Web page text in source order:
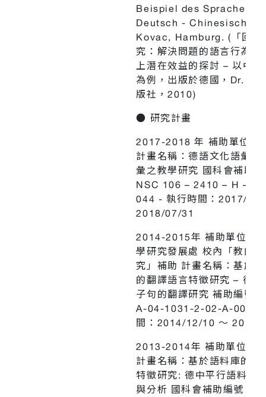
Beispiel des
Deutsch - Chinesisch.
Kovac, Hamburg. (「回譯
究：解決問題的語言行為及
上潛在效益的探討 – 以中
為例，出版於德國，Dr.
版社，2010)
● 研究計畫
2017-2018 年 補助單位：
計畫名稱：德語文化語彙與
彙之教學研究 國科會補助
NSC 106 – 2410 – H –
044 - 執行時間：2017/
2018/07/31
2014-2015年 補助單位：
學研究發展處 校內「教師
究」補助 計畫名稱：基於
的翻譯語言特徵研究 – 德中
子句的翻譯研究 補助編號
A-04-1031-2-02-A-001
間：2014/12/10 ～ 2015/
2013-2014年 補助單位：
計畫名稱：基於語料庫的翻
特徵研究: 德中平行語料庫
與分析 國科會補助編號：